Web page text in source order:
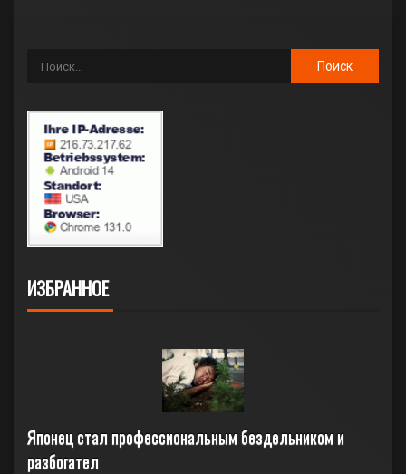
ИЗБРАННОЕ
Японец стал профессиональным бездельником и
разбогател